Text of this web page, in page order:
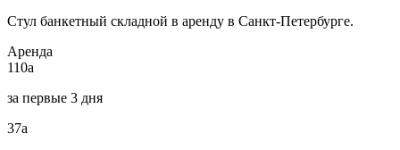
Стул банкетный складной в аренду в Санкт-Петербурге.
Аренда
110a
за первые 3 дня
37a